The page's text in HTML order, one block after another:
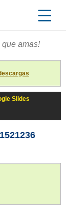
amas!
Slides